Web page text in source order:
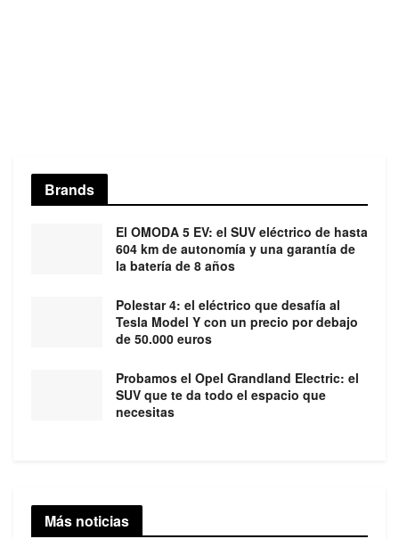
Brands
El OMODA 5 EV: el SUV eléctrico de hasta
604 km de autonomía y una garantía de
la batería de 8 años
Polestar 4: el eléctrico que desafía al
Tesla Model Y con un precio por debajo
de 50.000 euros
Probamos el Opel Grandland Electric: el
SUV que te da todo el espacio que
necesitas
Más noticias